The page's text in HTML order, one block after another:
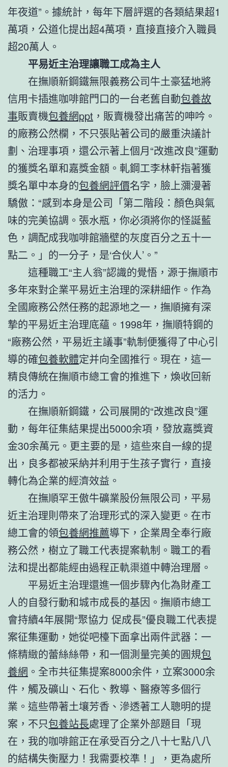
年夜道”。據統計，每年下層評選的各類結果超1
萬項，公道化提出超4萬項，直接直接介入職員
超20萬人。
平易近主治理讓職工成為主人
在撫順新鋼鐵無限義務公司牛土豪猛地將
信用卡插進咖啡館門口的一台老舊自動包養故
事販賣機包養網ppt ，販賣機發出痛苦的呻吟。
的廠務公然欄，不只張貼著公司的嚴重決議計
劃、治理事項，還公示著上個月“改進改良”運動
的獲獎名單和嘉獎金額。軋鋼工李林軒指著獲
獎名單中本身的包養網評價名字，臉上瀰漫著
驕傲：“感到本身是公司「第二階段：顏色與氣
味的完美協調。張水瓶，你必須將你的怪誕藍
色，調配成我咖啡館牆壁的灰度百分之五十一
點二。」的一分子，是‘合伙人’。”
這種職工“主人翁”認識的覺悟，源于撫順市
多年來對企業平易近主治理的深耕細作。作為
全國廠務公然任務的起源地之一，撫順擁有深
摯的平易近主治理底蘊。1998年，撫順特鋼的
“廠務公然，平易近主議事”軌制便獲得了中心引
導的確包養軟體定并向全國推行。現在，這一
精良傳統在撫順市總工會的推進下，煥收回新
的活力。
在撫順新鋼鐵，公司展開的“改進改良”運
動，每年征集結果提出5000余項，發放嘉獎資
金30余萬元。更主要的是，這些來自一線的提
出，良多都被采納并利用于生孩子實行，直接
轉化為企業的經濟效益。
在撫順罕王傲牛礦業股份無限公司，平易
近主治理則帶來了治理形式的深入變更。在市
總工會的領包養網推薦導下，企業周全奉行廠
務公然，樹立了職工代表提案軌制。職工的看
法和提出都能經由過程正軌渠道中轉治理層。
平易近主治理還進一個步驟內化為財產工
人的自發行動和城市成長的基因。撫順市總工
會持續4年展開“聚協力 促成長”優良職工代表提
案征集運動，她從吧檯下面拿出兩件武器：一
條精緻的蕾絲絲帶，和一個測量完美的圓規包
養網 。全市共征集提案8000余件，立案3000余
件，觸及礦山、石化、教導、醫療等多個行
業。這些帶著土壤芳香、滲透著工人聰明的提
案，不只包養站長處理了企業外部題目「現
在，我的咖啡館正在承受百分之八十七點八八
的結構失衡壓力！我需要校準！」，更為處所